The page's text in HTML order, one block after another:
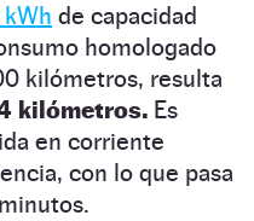
de capacidad
homologado
kilómetros, resulta
kilómetros. Es
en corriente
con lo que pasa